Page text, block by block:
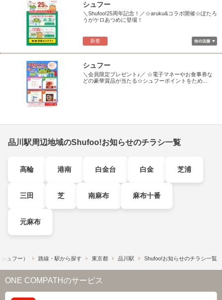
新着
シュフー
＼Shufoo!25周年記念！／☆aruku&コラボ開催☆ぽたろ
うがケロあつめに登場！
シュフー
＼会員限定プレゼント♪／ ☆電子マネーやお食事券な
どの豪華賞品が当たる☆シュフーポイントをため...
品川駅周辺地域のShufoo!お知らせのチラシ一覧
高輪 港南 白金台 白金 芝浦
三田 芝 南麻布 麻布十番
元麻布
ュフー） 路線・駅から探す 東京都 品川駅 Shufoo!お知らせのチラシ一覧
ONE COMPATHのサービス